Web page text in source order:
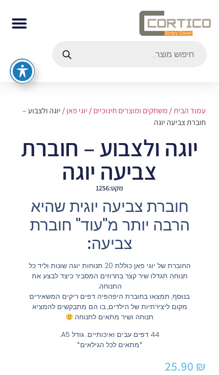
עמוד הבית/משחקים ומוצרים חינוכיים/יוגי פאן/ יוגה ולצבוע –
חוברת צביעה יוגה
יוגה ולצבוע – חוברת
צביעה יוגה
מקט:1256
חוברת צביעה יוגית שהיא
הרבה יותר מ"עוד" חוברת
צביעה:
החוברת של יוגי פאן כוללת 20 תנוחות יוגה שונות וליד כל
תנוחה תגדלו שיר קצר בחרוזים המסביר כיצד לבצע את
התנוחה.
בנוסף, תמצאו בחוברת היפהפיה דפים ריקים המשאירים
מקום ליצירתיות של הילדים, בו הם מתבקשים להמציא
תנוחה ושיר מתאים לתנוחה
44 דפים עבים ואיכותיים. גודל A5.
*מתאים לכל הגילאים*
25.90 ₪